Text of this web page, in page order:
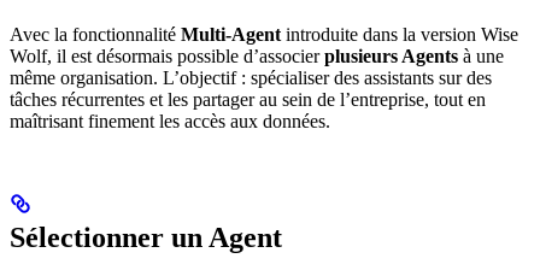
Avec la fonctionnalité Multi-Agent introduite dans la version Wise
Wolf, il est désormais possible d’associerplusieurs Agents à une
même organisation. L’objectif : spécialiser des assistants sur des
tâches récurrentes et les partager au sein de l’entreprise, tout en
maîtrisant finement les accès aux données.
Sélectionner un Agent